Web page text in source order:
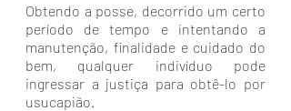
Obtendo a posse, decorrido um certo
período de tempo e intentando a
manutenção, finalidade e cuidado do
bem, qualquer indivíduo pode
ingressar a justiça para obtê-lo por
usucapião.